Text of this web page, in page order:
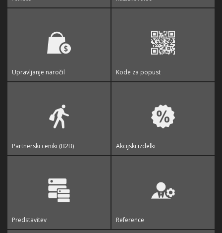
Upravljanje naročil Kode za popust
Partnerski ceniki (B2B) Akcijski izdelki
Predstavitev Reference